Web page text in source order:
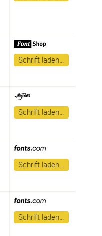
Schrift laden…
Schrift laden…
Schrift laden…
Schrift laden…